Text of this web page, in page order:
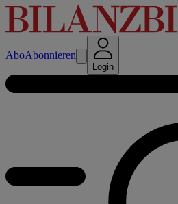
AboAbonnieren
Login